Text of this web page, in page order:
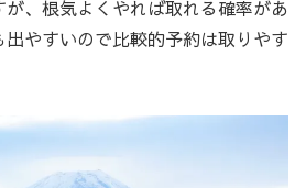
、根気よくやれば取れる確率があ
やすいので比較的予約は取りやす